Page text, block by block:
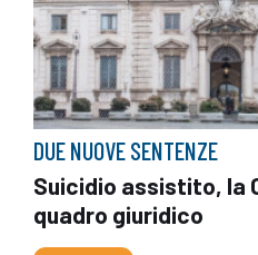
DUE NUOVE SENTENZE
Suicidio assistito, la
quadro giuridico